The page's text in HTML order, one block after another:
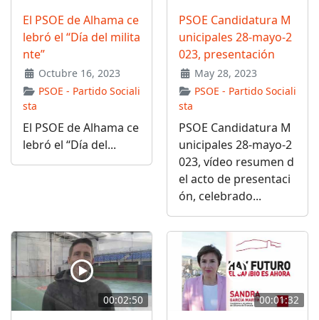
El PSOE de Alhama ce
lebró el “Día del milita
nte”
Octubre 16, 2023
PSOE - Partido Sociali
sta
El PSOE de Alhama ce
lebró el “Día del...
PSOE Candidatura M
unicipales 28-mayo-2
023, presentación
May 28, 2023
PSOE - Partido Sociali
sta
PSOE Candidatura M
unicipales 28-mayo-2
023, vídeo resumen d
el acto de presentaci
ón, celebrado...
00:02:50 00:01:32